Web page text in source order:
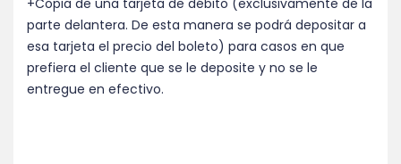
+Copia de una tarjeta de débito (exclusivamente de la
parte delantera. De esta manera se podrá depositar a
esa tarjeta el precio del boleto) para casos en que
prefiera el cliente que se le deposite y no se le
entregue en efectivo.